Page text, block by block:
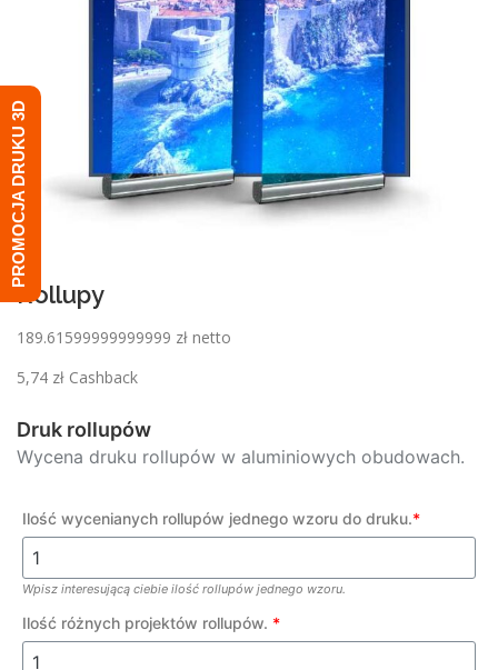
Rollupy
189.61599999999999 zł netto
5,74 zł Cashback
Druk rollupów
Wycena druku rollupów w aluminiowych obudowach.
Ilość wycenianych rollupów jednego wzoru do druku.*
Wpisz interesującą ciebie ilość rollupów jednego wzoru.
Ilość różnych projektów rollupów. *
PROMOCJA DRUKU 3D